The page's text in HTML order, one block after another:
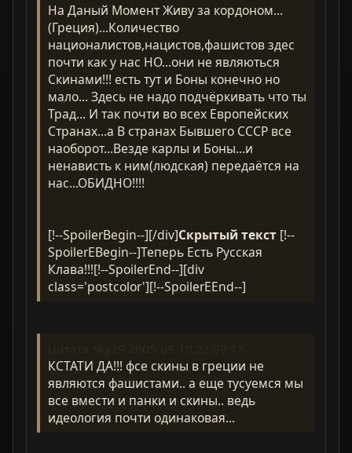
На Даный Момент Живу за кордоном...
(Греция)...Количество
националистов,нацистов,фашистов здес
почти как у нас НО...они не являються
Скинами!!! есть тут и Боны конечно но
мало... Здесь не надо подчёркивать что ты
Трад... И так почти во всех Европейских
Странах...а В странах Бывшего СССР все
наоборот...Везде карлы и Боны...и
ненависть к ним(людская) передаётся на
нас...ОБИДНО!!!!
[!--SpoilerBegin--][/div]Скрытый текст [!--
SpoilerEBegin--]Теперь Есть Русская
Клава!!![!--SpoilerEnd--][div
class='postcolor'][!--SpoilerEEnd--]
КСТАТИ ДА!!! фсе скины в греции не
являются фашистами.. а еще тусуемся мы
все вмести и панки и скины.. ведь
идеология почти одинаковая...